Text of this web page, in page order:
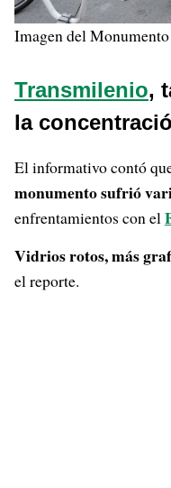
Imagen del
Transmilenio,
la
El informativo contó
monumento sufrió
enfrentamientos con el
Vidrios rotos, más
el reporte.